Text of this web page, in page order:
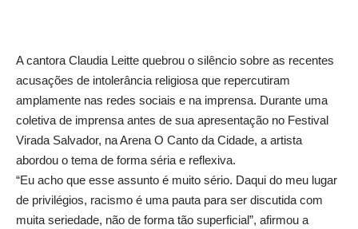
A cantora Claudia Leitte quebrou o silêncio sobre as recentes
acusações de intolerância religiosa que repercutiram
amplamente nas redes sociais e na imprensa. Durante uma
coletiva de imprensa antes de sua apresentação no Festival
Virada Salvador, na Arena O Canto da Cidade, a artista
abordou o tema de forma séria e reflexiva.
“Eu acho que esse assunto é muito sério. Daqui do meu lugar
de privilégios, racismo é uma pauta para ser discutida com
muita seriedade, não de forma tão superficial”, afirmou a